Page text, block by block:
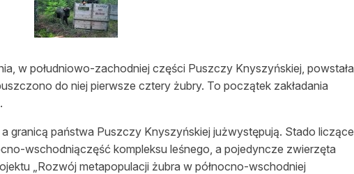
Lasy prywatne
w południowo-zachodniej części Puszczy Knyszyńskiej, powstała
do niej pierwsze cztery żubry. To początek zakładania
granicą państwa Puszczy Knyszyńskiej jużwystępują. Stado liczące
wschodniączęść kompleksu leśnego, a pojedyncze zwierzęta
„Rozwój metapopulacji żubra w północno-wschodniej